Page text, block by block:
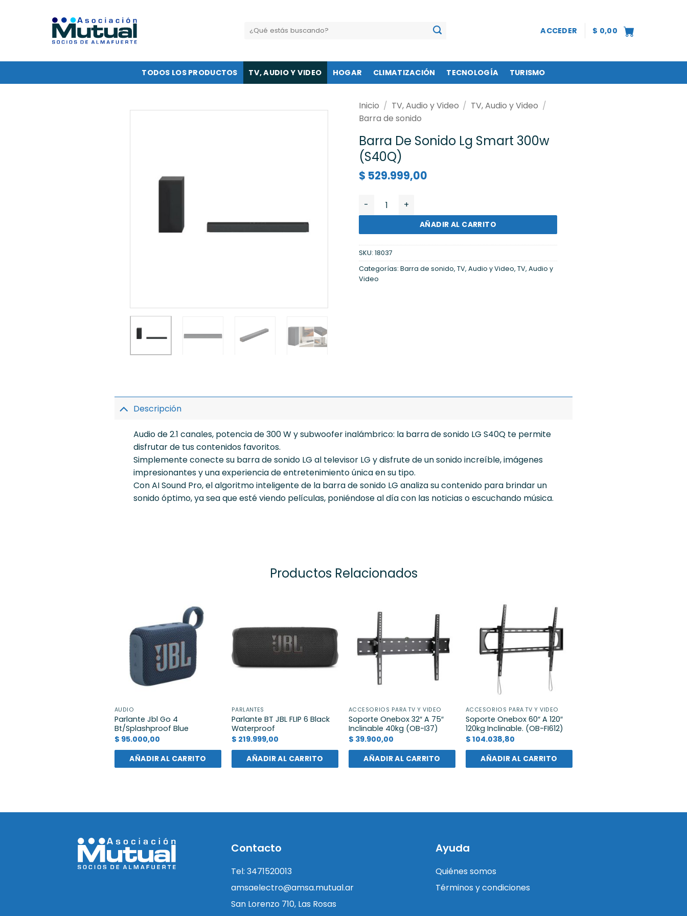
Buscar
por:
ACCEDER $ 0,00
TODOS LOS PRODUCTOS TV, AUDIO Y VIDEO HOGAR CLIMATIZACIÓN TECNOLOGÍA TURISMO
Inicio / TV, Audio y Video / TV, Audio y Video /
Barra de sonido
Barra De Sonido Lg Smart 300w
(S40Q)
$ 529.999,00
Barra De Sonido Lg Smart 300w (S40Q) cantidad
AÑADIR AL CARRITO
SKU: 18037
Categorías: Barra de sonido, TV, Audio y Video, TV, Audio y
Video
Descripción
Audio de 2.1 canales, potencia de 300 W y subwoofer inalámbrico: la barra de sonido LG S40Q te permite
disfrutar de tus contenidos favoritos.
Simplemente conecte su barra de sonido LG al televisor LG y disfrute de un sonido increíble, imágenes
impresionantes y una experiencia de entretenimiento única en su tipo.
Con AI Sound Pro, el algoritmo inteligente de la barra de sonido LG analiza su contenido para brindar un
sonido óptimo, ya sea que esté viendo películas, poniéndose al día con las noticias o escuchando música.
Productos Relacionados
AUDIO
Parlante Jbl Go 4
Bt/Splashproof Blue
$ 95.000,00
AÑADIR AL CARRITO
PARLANTES
Parlante BT JBL FLIP 6 Black
Waterproof
$ 219.999,00
AÑADIR AL CARRITO
ACCESORIOS PARA TV Y VIDEO
Soporte Onebox 32″ A 75″
Inclinable 40kg (OB-I37)
$ 39.900,00
AÑADIR AL CARRITO
ACCESORIOS PARA TV Y VIDEO
Soporte Onebox 60″ A 120″
120kg Inclinable. (OB-FI612)
$ 104.038,80
AÑADIR AL CARRITO
Contacto
Tel: 3471520013
amsaelectro@amsa.mutual.ar
San Lorenzo 710, Las Rosas
Ayuda
Quiénes somos
Términos y condiciones